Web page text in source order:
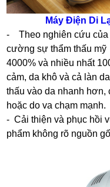
Máy Điện Di
- Theo nghiên cứu của
cường sự thẩm thấu mỹ
4000% và nhiều nhất
cảm, da khô và cả làn
thấu vào da nhanh hơn,
hoặc do va chạm mạnh.
- Cải thiện và phục hồi
phẩm không rõ nguồn